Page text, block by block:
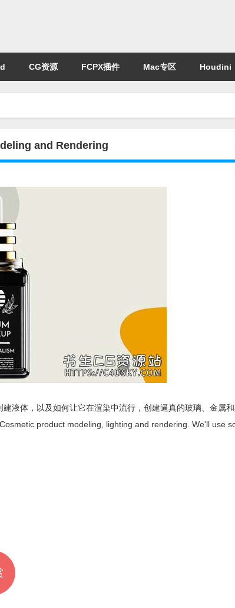
CG资源 FCPX插件 Mac专区 Houdini
and Rendering
液体，以及如何让它在渲染中流行，创建逼真的玻璃、金属
product modeling, lighting and rendering. We'll use